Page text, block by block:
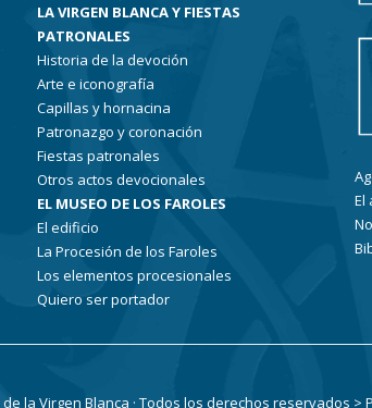
LA VIRGEN BLANCA Y FIESTAS
PATRONALES
Historia de la devoción
Arte e iconografía
Capillas y hornacina
Patronazgo y coronación
Fiestas patronales
Otros actos devocionales
EL MUSEO DE LOS FAROLES
El edificio
La Procesión de los Faroles
Los elementos procesionales
Quiero ser portador
El
la Virgen Blanca · Todos los derechos reservados >